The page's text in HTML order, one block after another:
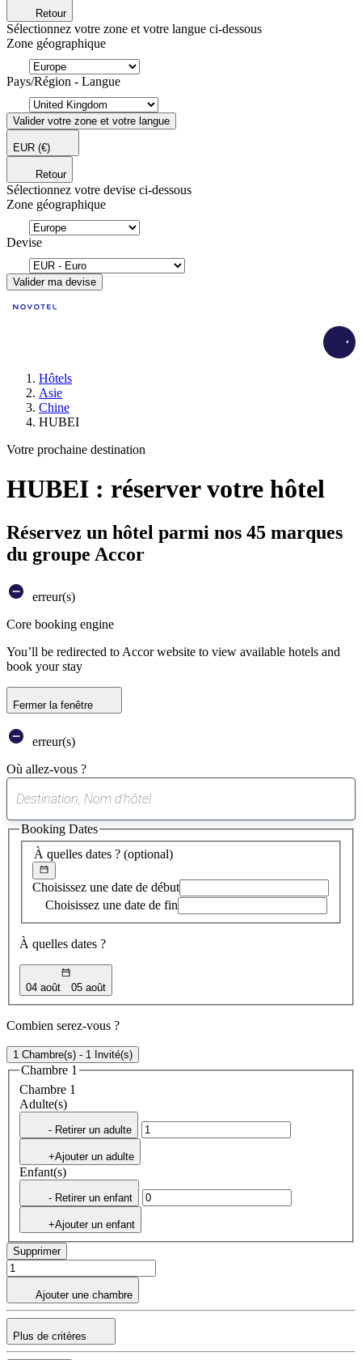
Retour
Sélectionnez votre zone et votre langue ci-dessous
Zone géographique
Pays/Région - Langue
Valider votre zone et votre langue
EUR (€)
Retour
Sélectionnez votre devise ci-dessous
Zone géographique
Devise
Valider ma devise
Hôtels
Asie
Chine
HUBEI
Votre prochaine destination
HUBEI : réserver votre hôtel
Réservez un hôtel parmi nos 45 marques
du groupe Accor
erreur(s)
Core booking engine
You’ll be redirected to Accor website to view available hotels and
book your stay
Fermer la fenêtre
erreur(s)
Où allez-vous ?
suggestion
trouvée
À quelles dates ? (optional)
Choisissez une date de début
Choisissez une date de fin
À quelles dates ?
04 août 05 août
Booking Dates
Combien serez-vous ?
1 Chambre(s) - 1 Invité(s)
Chambre 1
Chambre 1
Adulte(s)
- Retirer un adulte
+Ajouter un adulte
Enfant(s)
- Retirer un enfant
+Ajouter un enfant
Supprimer
Ajouter une chambre
Plus de critères